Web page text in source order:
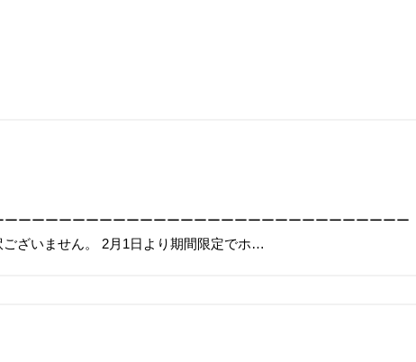
ーーーーーーーーーーーーーーーーーーーーーーーーーーーーー
ざいません。 2月1日より期間限定でホ…